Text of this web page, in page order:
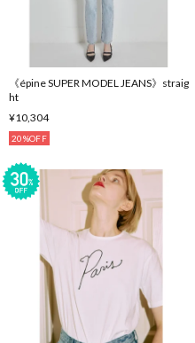
《épine SUPER MODEL JEANS》straig
ht
¥10,304
20%OFF